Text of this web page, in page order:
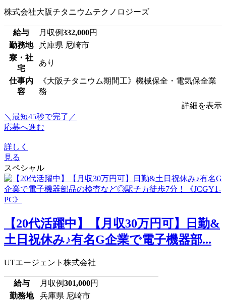
株式会社大阪チタニウムテクノロジーズ
給与 月収例332,000円
勤務地
兵庫県 尼崎市
寮・社
宅
あり
仕事内
容
《大阪チタニウム期間工》機械保全・電気保全業
務
詳細を表示
＼最短45秒で完了／
応募へ進む
詳しく
見る
スペシャル
【20代活躍中】【月収30万円可】日勤&
土日祝休み♪有名G企業で電子機器部...
UTエージェント株式会社
給与 月収例301,000円
勤務地
兵庫県 尼崎市